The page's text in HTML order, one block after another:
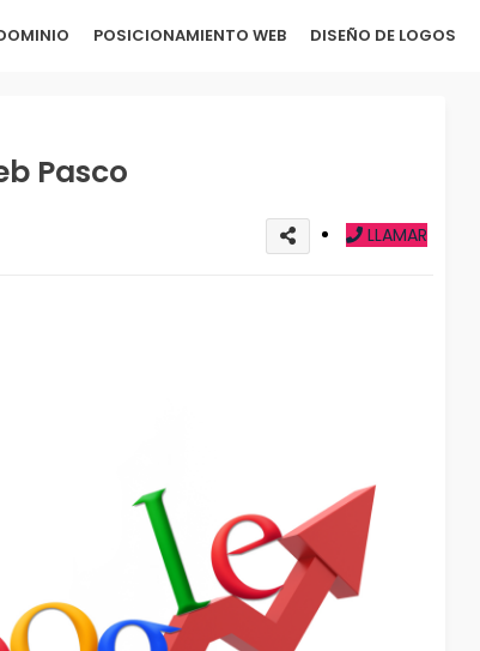
POSICIONAMIENTO WEB DISEÑO DE LOGOS
Pasco
LLAMAR